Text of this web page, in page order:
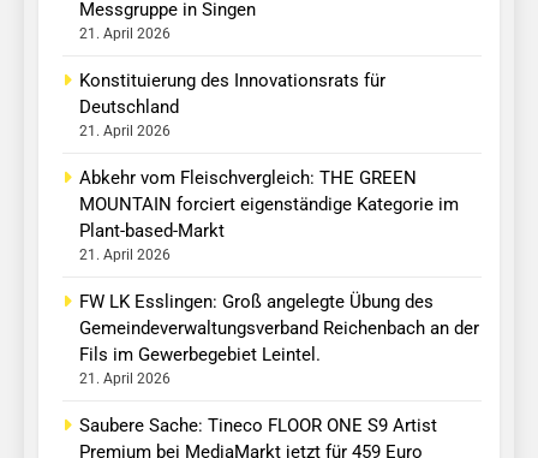
Messgruppe in Singen
21. April 2026
Konstituierung des Innovationsrats für
Deutschland
21. April 2026
Abkehr vom Fleischvergleich: THE GREEN
MOUNTAIN forciert eigenständige Kategorie im
Plant-based-Markt
21. April 2026
FW LK Esslingen: Groß angelegte Übung des
Gemeindeverwaltungsverband Reichenbach an der
Fils im Gewerbegebiet Leintel.
21. April 2026
Saubere Sache: Tineco FLOOR ONE S9 Artist
Premium bei MediaMarkt jetzt für 459 Euro